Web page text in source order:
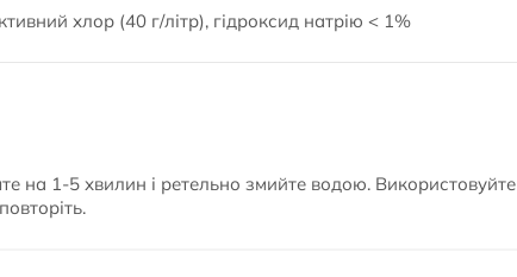
хлор (40 г/літр), гідроксид натрію < 1%
на 1-5 хвилин і ретельно змийте водою. Використовуйте